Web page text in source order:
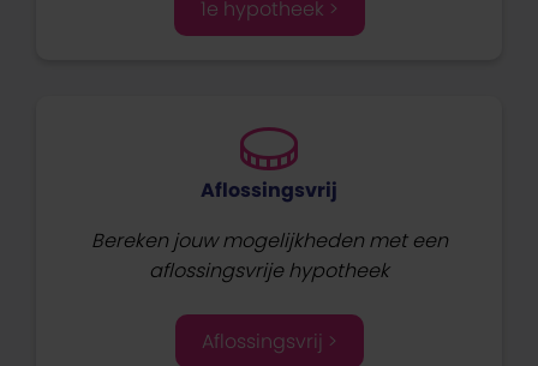
1e hypotheek >
Aflossingsvrij
Bereken jouw mogelijkheden met een
aflossingsvrije hypotheek
Aflossingsvrij >